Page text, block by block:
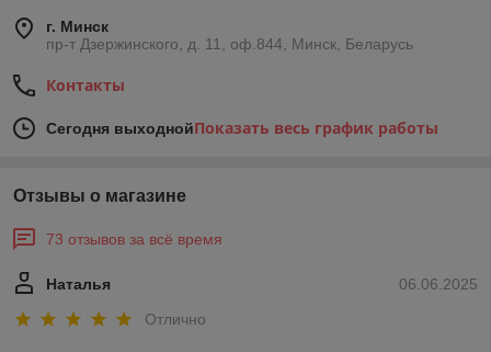
г. Минск
пр-т Дзержинского, д. 11, оф.844, Минск, Беларусь
Контакты
Сегодня выходнойПоказать весь график работы
Отзывы о магазине
73 отзывов за всё время
06.06.2025
Наталья
Отлично